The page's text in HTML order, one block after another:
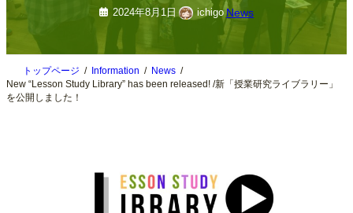
2024年8月1日 ichigo News
トップページ Information
News
New “Lesson Study Library” has been released! /新「授業研究ライブラリー」
を公開しました！